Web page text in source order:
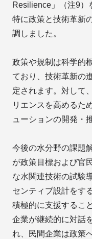
Resilience」（注9）
特に政策と技術革新
調しました。
政策や規制は科学的
ており、技術革新の
定されます。対して
リエンスを高めるた
ューションの開発・
今後の水分野の課題
が政策目標および官
な水関連技術の試験
センティブ設計をす
積極的に支援するこ
企業が継続的に対話
れ、民間企業は政策